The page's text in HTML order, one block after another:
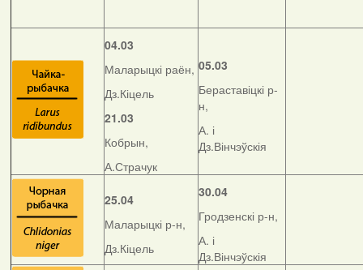
04.03
Маларыцкі раён,
Дз.Кіцель
21.03
Кобрын,
А.Страчук
05.03
Бераставіцкі р-
н,
А. і
Дз.Вінчэўскія
25.04
Маларыцкі р-н,
Дз.Кіцель
30.04
Гродзенскі р-н,
А. і
Дз.Вінчэўскія